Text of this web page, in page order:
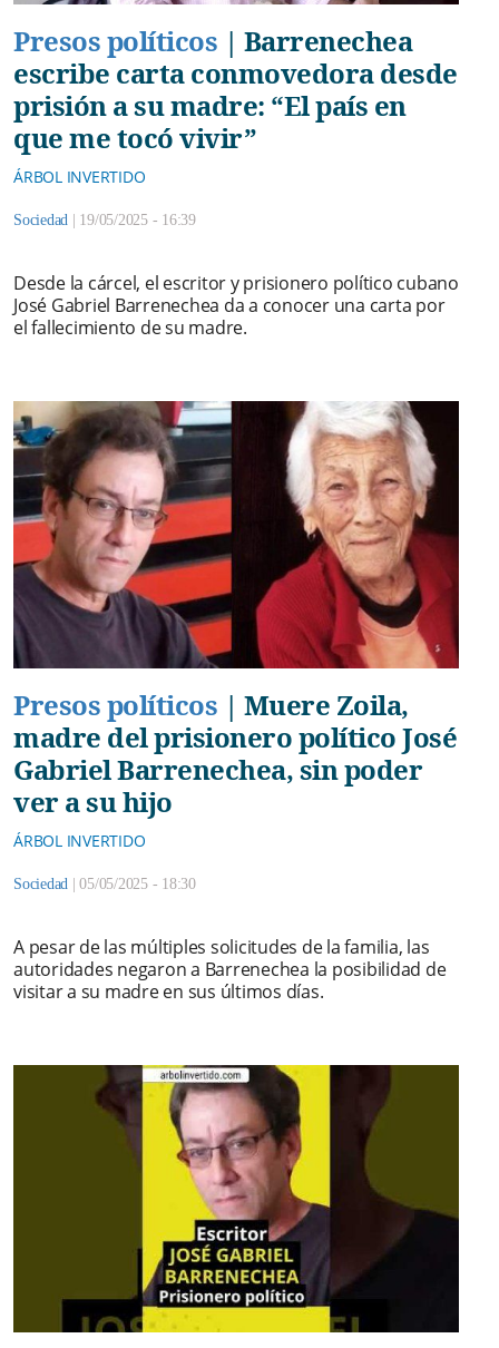
Presos políticos | Barrenechea
escribe carta conmovedora desde
prisión a su madre: “El país en
que me tocó vivir”
ÁRBOL INVERTIDO
Sociedad | 19/05/2025 - 16:39
Desde la cárcel, el escritor y prisionero político cubano
José Gabriel Barrenechea da a conocer una carta por
el fallecimiento de su madre.
Presos políticos | Muere Zoila,
madre del prisionero político José
Gabriel Barrenechea, sin poder
ver a su hijo
ÁRBOL INVERTIDO
Sociedad |05/05/2025 - 18:30
A pesar de las múltiples solicitudes de la familia, las
autoridades negaron a Barrenechea la posibilidad de
visitar a su madre en sus últimos días.